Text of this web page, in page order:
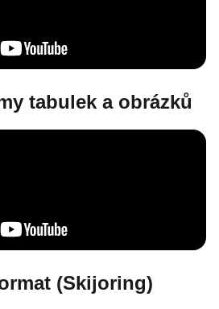
tabulek a obrázků
(Skijoring)